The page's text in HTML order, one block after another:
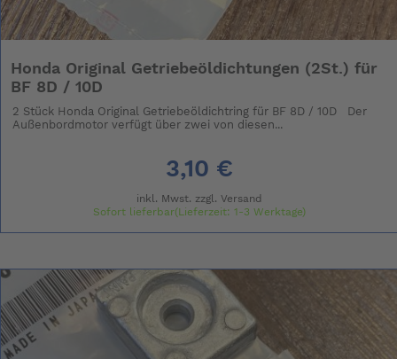
Honda Original Getriebeöldichtungen (2St.) für
BF 8D / 10D
2 Stück Honda Original Getriebeöldichtring für BF 8D / 10D Der
Außenbordmotor verfügt über zwei von diesen...
3,10 €
inkl. Mwst. zzgl. Versand
Sofort lieferbar(Lieferzeit: 1-3 Werktage)